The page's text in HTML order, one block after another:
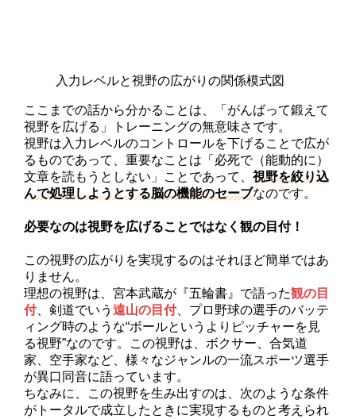
入力レベルと視野の広がりの関係模式図
ここまでの話から分かることは、「がんばって鍛えて
視野を広げる」トレーニングの無意味さです。
視野は入力レベルのコントロールを下げることで広が
るものであって、重要なことは「必死で（能動的に）
文章を読もうとしない」ことであって、視野を絞り込
んで処理しようとする脳の機能のセーブなのです。
必要なのは視野を広げることではなく観の目付！
この視野の広がりを実現するのはそれほど簡単ではあ
りません。
理想の視野は、宮本武蔵が『五輪書』で語った観の目
付、剣道でいう遠山の目付、プロ野球の選手のバッテ
ィング時のような“ボールというよりピッチャーを見
る視野”なのです。この視野は、ボクサー、合気道
家、空手家など、様々なジャンルの一流スポーツ選手
が異口同音に語っています。
ちなみに、この視野を生み出すのは、次のような条件
がトータルで成立したときに実現するものと考えられ